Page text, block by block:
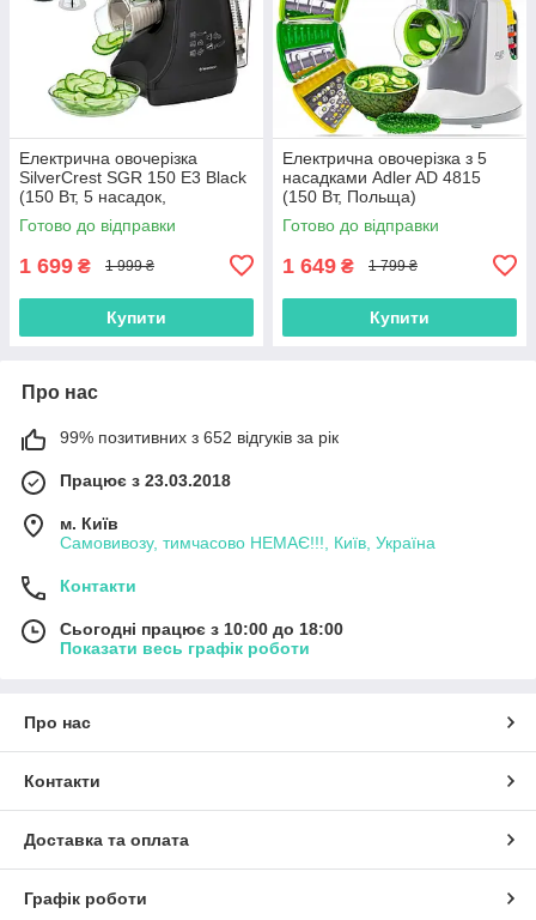
Електрична овочерізка
SilverCrest SGR 150 E3 Black
(150 Вт, 5 насадок,
нержавіюча сталь,
Німеччина)
Готово до відправки
1 699 ₴ 1 999 ₴
Купити
Електрична овочерізка з 5
насадками Adler AD 4815
(150 Вт, Польща)
Готово до відправки
1 649 ₴ 1 799 ₴
Купити
Про нас
99% позитивних з 652 відгуків за рік
Працює з 23.03.2018
м. Київ
Самовивозу, тимчасово НЕМАЄ!!!, Київ, Україна
Контакти
Сьогодні працює з 10:00 до 18:00
Показати весь графік роботи
Про нас
Контакти
Доставка та оплата
Графік роботи